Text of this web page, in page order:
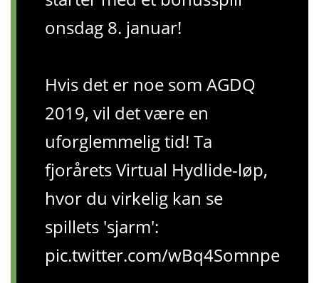
onsdag 8. januar!
Hvis det er noe som AGDQ
2019, vil det være en
uforglemmelig tid! Ta
fjorårets Virtual Hydlide-løp,
hvor du virkelig kan se
spillets 'sjarm':
pic.twitter.com/wBq4Somnpe